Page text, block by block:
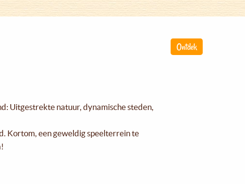
Ontdek
Uitgestrekte natuur, dynamische steden,
Kortom, een geweldig speelterrein te